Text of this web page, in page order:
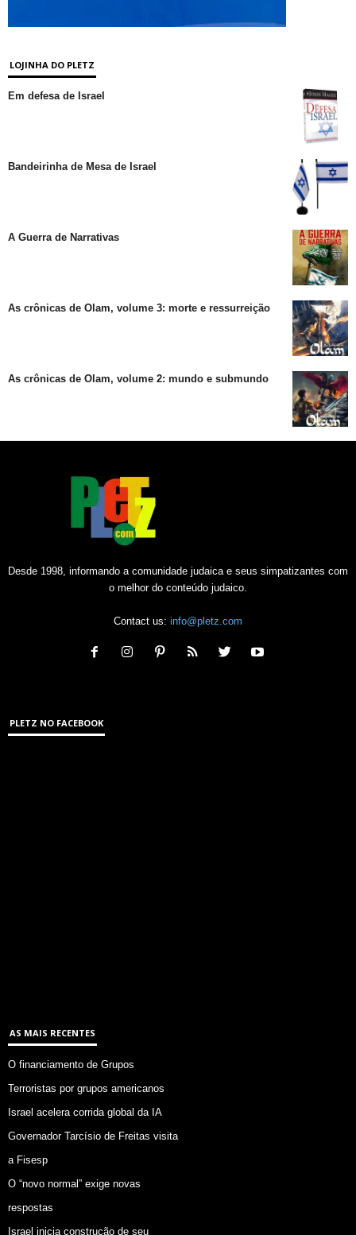
LOJINHA DO PLETZ
Em defesa de Israel
Bandeirinha de Mesa de Israel
A Guerra de Narrativas
As crônicas de Olam, volume 3: morte e ressurreição
As crônicas de Olam, volume 2: mundo e submundo
Desde 1998, informando a comunidade judaica e seus simpatizantes com
o melhor do conteúdo judaico.
Contact us: info@pletz.com
PLETZ NO FACEBOOK
AS MAIS RECENTES
O financiamento de Grupos
Terroristas por grupos americanos
Israel acelera corrida global da IA
Governador Tarcísio de Freitas visita
a Fisesp
O “novo normal” exige novas
respostas
Israel inicia construção de seu